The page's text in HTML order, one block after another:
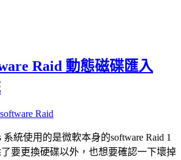
Raid 動態磁碟匯入
Raid
統使用的是微軟本身的software Raid 1
要更換硬碟以外，也想要確認一下壞掉